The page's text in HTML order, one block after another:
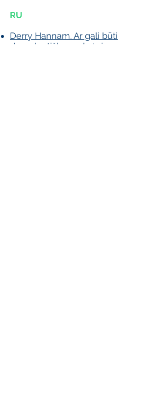
RU
Derry Hannam. Ar gali būti
demokratišku mokytoju